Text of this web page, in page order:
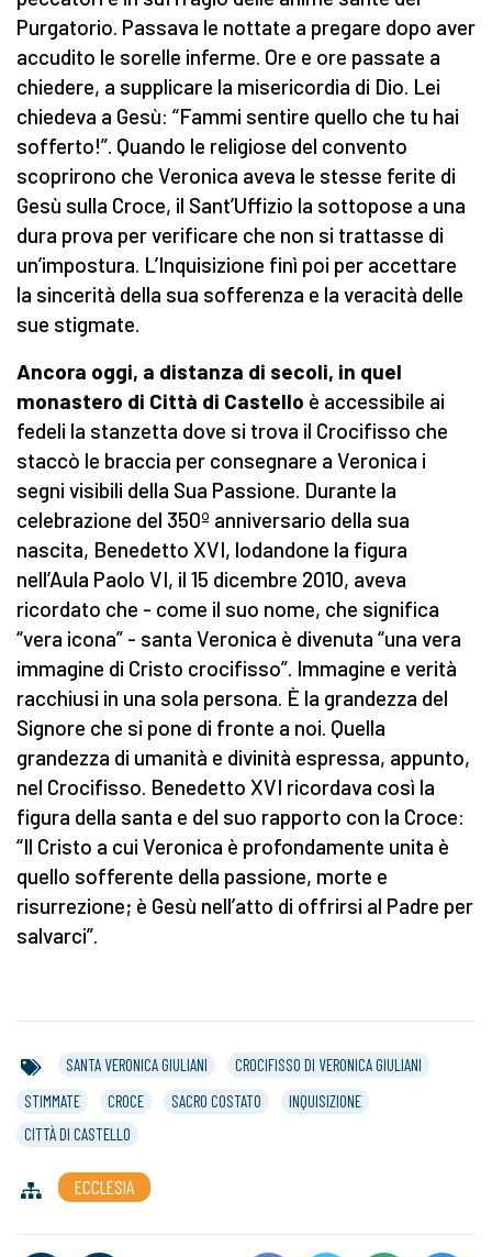
Purgatorio. Passava le nottate a pregare dopo aver
accudito le sorelle inferme. Ore e ore passate a
chiedere, a supplicare la misericordia di Dio. Lei
chiedeva a Gesù: “Fammi sentire quello che tu hai
sofferto!”. Quando le religiose del convento
scoprirono che Veronica aveva le stesse ferite di
Gesù sulla Croce, il Sant’Uffizio la sottopose a una
dura prova per verificare che non si trattasse di
un’impostura. L’Inquisizione finì poi per accettare
la sincerità della sua sofferenza e la veracità delle
sue stigmate.
Ancora oggi, a distanza di secoli, in quel
monastero di Città di Castello è accessibile ai
fedeli la stanzetta dove si trova il Crocifisso che
staccò le braccia per consegnare a Veronica i
segni visibili della Sua Passione. Durante la
celebrazione del 350º anniversario della sua
nascita, Benedetto XVI, lodandone la figura
nell’Aula Paolo VI, il 15 dicembre 2010, aveva
ricordato che - come il suo nome, che significa
“vera icona” - santa Veronica è divenuta “una vera
immagine di Cristo crocifisso”. Immagine e verità
racchiusi in una sola persona. È la grandezza del
Signore che si pone di fronte a noi. Quella
grandezza di umanità e divinità espressa, appunto,
nel Crocifisso. Benedetto XVI ricordava così la
figura della santa e del suo rapporto con la Croce:
“Il Cristo a cui Veronica è profondamente unita è
quello sofferente della passione, morte e
risurrezione; è Gesù nell’atto di offrirsi al Padre per
salvarci”.
SANTA VERONICA GIULIANI
CROCIFISSO DI VERONICA GIULIANI
STIMMATE
CROCE SACRO COSTATO
INQUISIZIONE
CITTÀ DI CASTELLO
ECCLESIA